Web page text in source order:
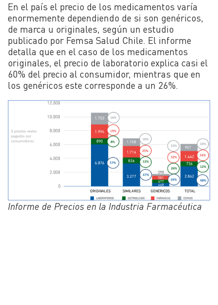
En el país el precio de los medicamentos varía
enormemente dependiendo de si son genéricos,
de marca u originales, según un estudio
publicado por Femsa Salud Chile. El informe
detalla que en el caso de los medicamentos
originales, el precio de laboratorio explica casi el
60% del precio al consumidor, mientras que en
los genéricos este corresponde a un 26%.
Informe de Precios en la Industria Farmacéutica